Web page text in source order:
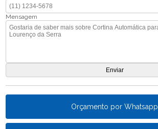
Mensagem
Orçamento por Whatsapp